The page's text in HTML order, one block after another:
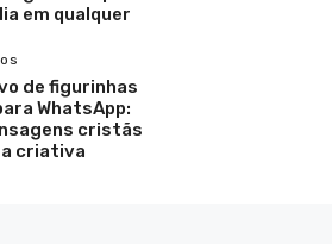
em qualquer
de figurinhas
WhatsApp:
cristãs
criativa